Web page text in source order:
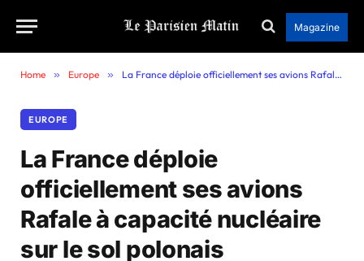
Magazine
Home » Europe » La France déploie officiellement ses avions Rafale à capacité nucléaire sur le sol polonais
EUROPE
La France déploie
officiellement ses avions
Rafale à capacité nucléaire
sur le sol polonais